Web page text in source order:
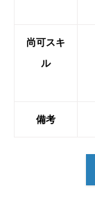
尚可スキ
ル
備考